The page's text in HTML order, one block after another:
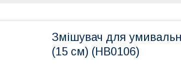
Змішувач для
(15 см) (HB0106)